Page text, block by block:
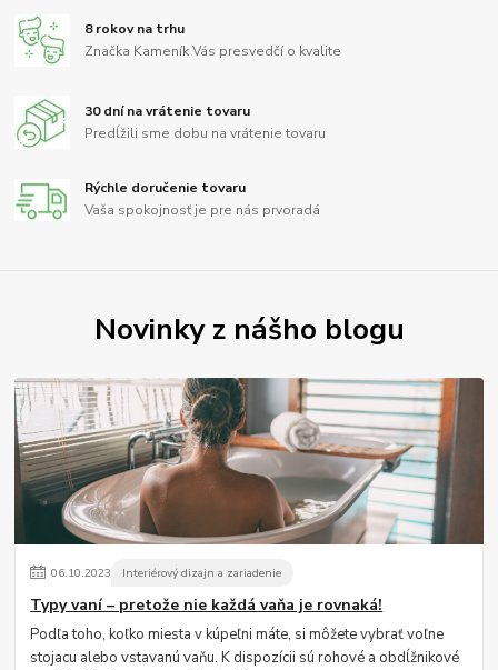
8 rokov na trhu
Značka Kameník Vás presvedčí o kvalite
30 dní na vrátenie tovaru
Predĺžili sme dobu na vrátenie tovaru
Rýchle doručenie tovaru
Vaša spokojnosť je pre nás prvoradá
Novinky z nášho blogu
06.10.2023 Interiérový dizajn a zariadenie
Typy vaní – pretože nie každá vaňa je rovnaká!
Podľa toho, koľko miesta v kúpeľni máte, si môžete vybrať voľne
stojacu alebo vstavanú vaňu. K dispozícii sú rohové a obdĺžnikové